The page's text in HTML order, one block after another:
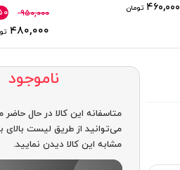
۴۶۰,۰۰۰ تومان
۹۵۰,۰۰۰
۴۸۰,۰۰۰
ناموجود
متاسفانه این کالا در حال
می‌توانید از طریق لیست بالای
مشابه این کالا دیدن نمایید.